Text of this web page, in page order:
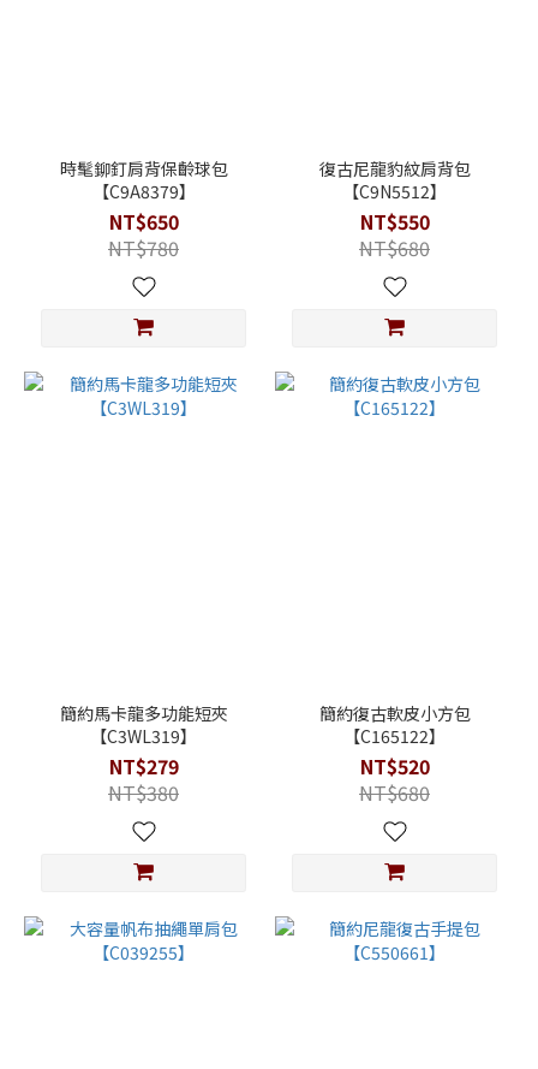
時髦鉚釘肩背保齡球包
【C9A8379】
NT$650
NT$780
復古尼龍豹紋肩背包
【C9N5512】
NT$550
NT$680
簡約馬卡龍多功能短夾
【C3WL319】
NT$279
NT$380
簡約復古軟皮小方包
【C165122】
NT$520
NT$680